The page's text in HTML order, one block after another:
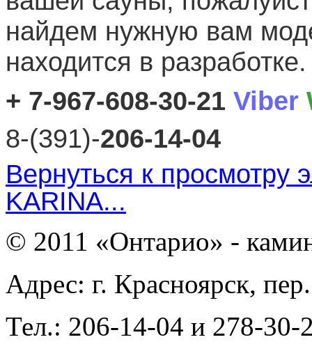
найдем нужную вам
находится в разработке.
+ 7-967-608-30-21 Viber
8-(391)-206-14-04
Вернуться к просмотру
KARINA...
© 2011 «Онтарио» -
Адрес: г. Красноярск,
Тел.: 206-14-04 и 278-30-